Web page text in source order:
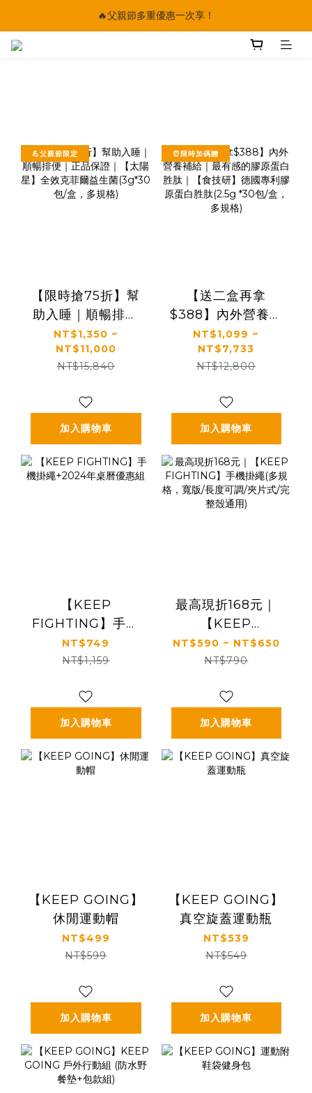
🔥父親節多重優惠一次享！
🔥父親節多重優惠一次享！
💪父親節限定
【限時搶75折】幫
助入睡｜順暢排便
｜正品保證｜【太
陽星】全效克菲爾
益生菌(3g*30包/
NT$1,350 ~
NT$11,000
NT$15,840
加入購物車
⏰限時加碼贈
【送二盒再拿
$388】內外營養補
給｜最有感的膠原
蛋白胜肽｜【食技
研】德國專利膠原
包/盒，多規格)
NT$1,099 ~
NT$7,733
NT$12,800
加入購物車
【KEEP
FIGHTING】手機
掛繩+2024年桌曆
優惠組
NT$749
NT$1,159
加入購物車
最高現折168元｜
【KEEP
FIGHTING】手機
掛繩(多規格，寬版/
整殼通用)
NT$590 ~ NT$650
NT$790
加入購物車
【KEEP GOING】
休閒運動帽
NT$499
NT$599
加入購物車
【KEEP GOING】
真空旋蓋運動瓶
NT$539
NT$549
加入購物車